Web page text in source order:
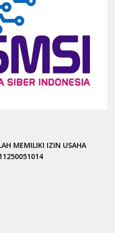
MEMILIKI IZIN USAHA